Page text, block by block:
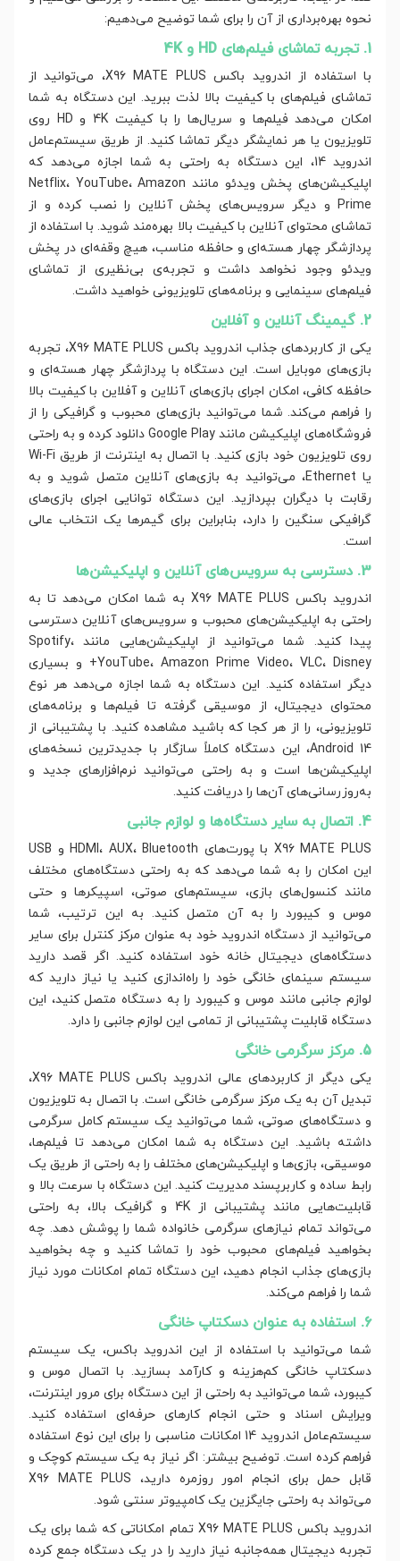
نحوه بهره‌برداری از آن را برای شما توضیح می‌دهیم:
1. تجربه تماشای فیلم‌های HD و 4K
با استفاده از اندروید باکس X96 MATE PLUS، می‌توانید از
تماشای فیلم‌های با کیفیت بالا لذت ببرید. این دستگاه به شما
امکان می‌دهد فیلم‌ها و سریال‌ها را با کیفیت 4K و HD روی
تلویزیون یا هر نمایشگر دیگر تماشا کنید. از طریق سیستم‌عامل
اندروید 14، این دستگاه به راحتی به شما اجازه می‌دهد که
اپلیکیشن‌های پخش ویدئو مانند Netflix، YouTube، Amazon
Prime و دیگر سرویس‌های پخش آنلاین را نصب کرده و از
تماشای محتوای آنلاین با کیفیت بالا بهره‌مند شوید. با استفاده از
پردازشگر چهار هسته‌ای و حافظه مناسب، هیچ وقفه‌ای در پخش
ویدئو وجود نخواهد داشت و تجربه‌ی بی‌نظیری از تماشای
فیلم‌های سینمایی و برنامه‌های تلویزیونی خواهید داشت.
2. گیمینگ آنلاین و آفلاین
یکی از کاربردهای جذاب اندروید باکس X96 MATE PLUS، تجربه
بازی‌های موبایل است. این دستگاه با پردازشگر چهار هسته‌ای و
حافظه کافی، امکان اجرای بازی‌های آنلاین و آفلاین با کیفیت بالا
را فراهم می‌کند. شما می‌توانید بازی‌های محبوب و گرافیکی را از
فروشگاه‌های اپلیکیشن مانند Google Play دانلود کرده و به راحتی
روی تلویزیون خود بازی کنید. با اتصال به اینترنت از طریق Wi-Fi
یا Ethernet، می‌توانید به بازی‌های آنلاین متصل شوید و به
رقابت با دیگران بپردازید. این دستگاه توانایی اجرای بازی‌های
گرافیکی سنگین را دارد، بنابراین برای گیمرها یک انتخاب عالی
است.
3. دسترسی به سرویس‌های آنلاین و اپلیکیشن‌ها
اندروید باکس X96 MATE PLUS به شما امکان می‌دهد تا به
راحتی به اپلیکیشن‌های محبوب و سرویس‌های آنلاین دسترسی
پیدا کنید. شما می‌توانید از اپلیکیشن‌هایی مانند Spotify،
YouTube، Amazon Prime Video، VLC، Disney+ و بسیاری
دیگر استفاده کنید. این دستگاه به شما اجازه می‌دهد هر نوع
محتوای دیجیتال، از موسیقی گرفته تا فیلم‌ها و برنامه‌های
تلویزیونی، را از هر کجا که باشید مشاهده کنید. با پشتیبانی از
Android 14، این دستگاه کاملاً سازگار با جدیدترین نسخه‌های
اپلیکیشن‌ها است و به راحتی می‌توانید نرم‌افزارهای جدید و
به‌روزرسانی‌های آن‌ها را دریافت کنید.
4. اتصال به سایر دستگاه‌ها و لوازم جانبی
X96 MATE PLUS با پورت‌های HDMI، AUX، Bluetooth و USB
این امکان را به شما می‌دهد که به راحتی دستگاه‌های مختلف
مانند کنسول‌های بازی، سیستم‌های صوتی، اسپیکرها و حتی
موس و کیبورد را به آن متصل کنید. به این ترتیب، شما
می‌توانید از دستگاه اندروید خود به عنوان مرکز کنترل برای سایر
دستگاه‌های دیجیتال خانه خود استفاده کنید. اگر قصد دارید
سیستم سینمای خانگی خود را راه‌اندازی کنید یا نیاز دارید که
لوازم جانبی مانند موس و کیبورد را به دستگاه متصل کنید، این
دستگاه قابلیت پشتیبانی از تمامی این لوازم جانبی را دارد.
5. مرکز سرگرمی خانگی
یکی دیگر از کاربردهای عالی اندروید باکس X96 MATE PLUS،
تبدیل آن به یک مرکز سرگرمی خانگی است. با اتصال به تلویزیون
و دستگاه‌های صوتی، شما می‌توانید یک سیستم کامل سرگرمی
داشته باشید. این دستگاه به شما امکان می‌دهد تا فیلم‌ها،
موسیقی، بازی‌ها و اپلیکیشن‌های مختلف را به راحتی از طریق یک
رابط ساده و کاربرپسند مدیریت کنید. این دستگاه با سرعت بالا و
قابلیت‌هایی مانند پشتیبانی از 4K و گرافیک بالا، به راحتی
می‌تواند تمام نیازهای سرگرمی خانواده شما را پوشش دهد. چه
بخواهید فیلم‌های محبوب خود را تماشا کنید و چه بخواهید
بازی‌های جذاب انجام دهید، این دستگاه تمام امکانات مورد نیاز
شما را فراهم می‌کند.
6. استفاده به عنوان دسکتاپ خانگی
شما می‌توانید با استفاده از این اندروید باکس، یک سیستم
دسکتاپ خانگی کم‌هزینه و کارآمد بسازید. با اتصال موس و
کیبورد، شما می‌توانید به راحتی از این دستگاه برای مرور اینترنت،
ویرایش اسناد و حتی انجام کارهای حرفه‌ای استفاده کنید.
سیستم‌عامل اندروید 14 امکانات مناسبی را برای این نوع استفاده
فراهم کرده است. توضیح بیشتر: اگر نیاز به یک سیستم کوچک و
قابل حمل برای انجام امور روزمره دارید، X96 MATE PLUS
می‌تواند به راحتی جایگزین یک کامپیوتر سنتی شود.
اندروید باکس X96 MATE PLUS تمام امکاناتی که شما برای یک
تجربه دیجیتال همه‌جانبه نیاز دارید را در یک دستگاه جمع کرده